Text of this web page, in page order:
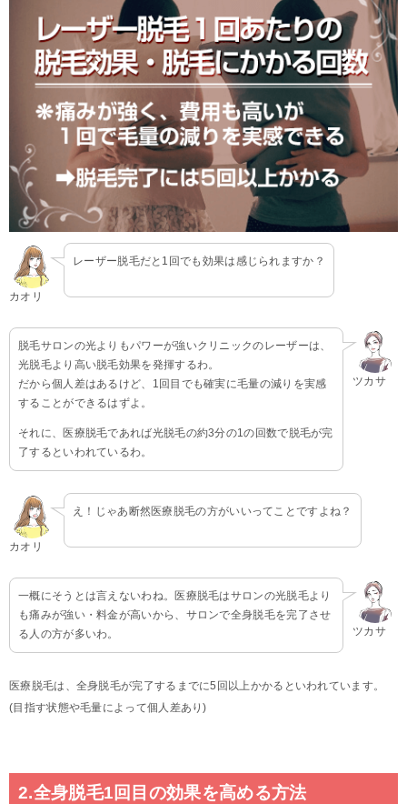
カオリ
レーザー脱毛だと1回でも効果は感じられますか？
ツカサ
脱毛サロンの光よりもパワーが強いクリニックのレーザーは、
光脱毛より高い脱毛効果を発揮するわ。
だから個人差はあるけど、1回目でも確実に毛量の減りを実感
することができるはずよ。
それに、医療脱毛であれば光脱毛の約3分の1の回数で脱毛が完
了するといわれているわ。
カオリ
え！じゃあ断然医療脱毛の方がいいってことですよね？
ツカサ
一概にそうとは言えないわね。医療脱毛はサロンの光脱毛より
も痛みが強い・料金が高いから、サロンで全身脱毛を完了させ
る人の方が多いわ。
医療脱毛は、全身脱毛が完了するまでに5回以上かかるといわれています。
(目指す状態や毛量によって個人差あり)
2.全身脱毛1回目の効果を高める方法